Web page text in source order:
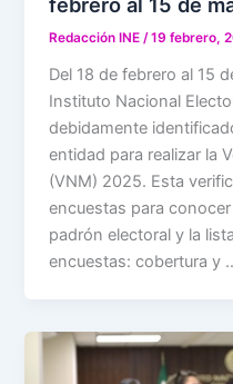
Redacción INE/19 febrero,
Del 18 de febrero al 15
Instituto Nacional
debidamente
entidad para realizar la
(VNM) 2025. Esta
encuestas para
padrón electoral y la
encuestas: cobertura y